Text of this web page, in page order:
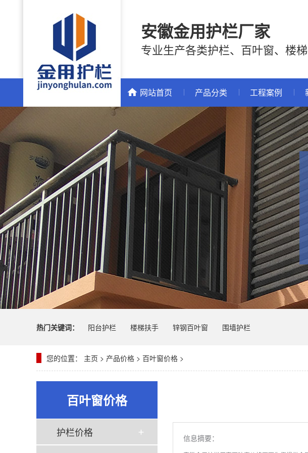
安徽金用护栏厂家
专业生产各类护栏、百叶窗、楼
网站首页 产品分类 工程案例
热门关键词： 阳台护栏 楼梯扶手 锌钢百叶窗 围墙护栏
您的位置： 主页 > 产品价格 > 百叶窗价格 >
百叶窗价格
护栏价格
信息摘要：